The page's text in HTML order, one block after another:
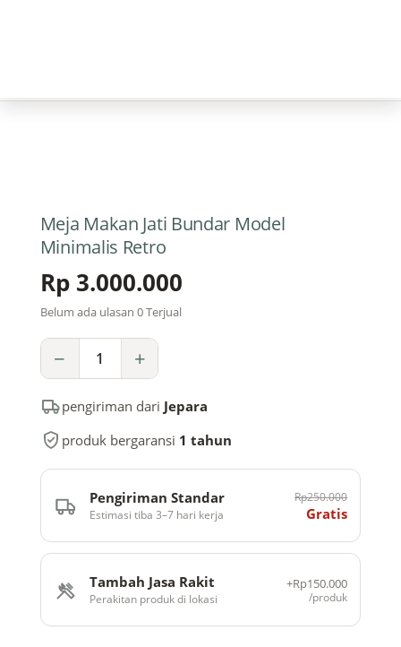
Meja Makan Jati Bundar Model
Minimalis Retro
Rp3.000.000
Belum ada ulasan 0 Terjual
Meja
Makan
Jati
Model
Minimalis
Retro
quantity
− +
pengiriman dari Jepara
produk bergaransi 1 tahun
Pengiriman Standar
Estimasi tiba 3–7 hari kerja
Rp250.000
Gratis
Tambah Jasa Rakit
Perakitan produk di lokasi
+Rp150.000
/produk